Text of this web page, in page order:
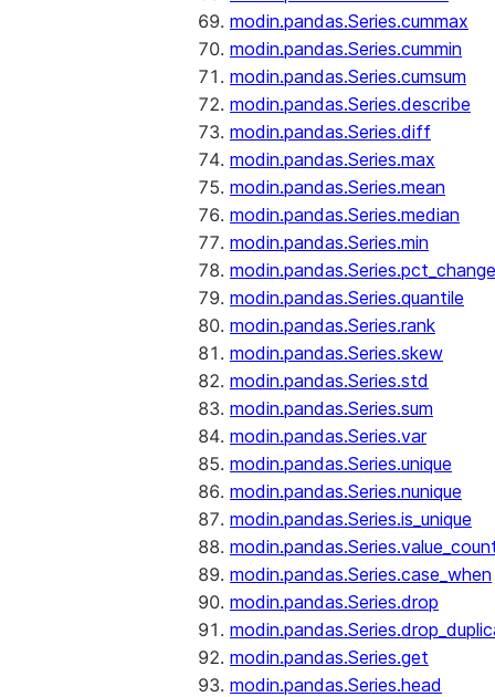
modin.pandas.Series.cummax
modin.pandas.Series.cummin
modin.pandas.Series.cumsum
modin.pandas.Series.describe
modin.pandas.Series.diff
modin.pandas.Series.max
modin.pandas.Series.mean
modin.pandas.Series.median
modin.pandas.Series.min
modin.pandas.Series.pct_change
modin.pandas.Series.quantile
modin.pandas.Series.rank
modin.pandas.Series.skew
modin.pandas.Series.std
modin.pandas.Series.sum
modin.pandas.Series.var
modin.pandas.Series.unique
modin.pandas.Series.nunique
modin.pandas.Series.is_unique
modin.pandas.Series.case_when
modin.pandas.Series.drop
modin.pandas.Series.get
modin.pandas.Series.head